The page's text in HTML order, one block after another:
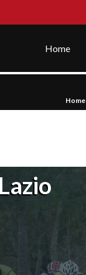
Home
Home